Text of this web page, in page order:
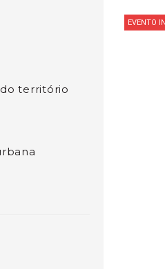
território
EVENTO